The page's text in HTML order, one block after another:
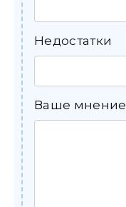
Недостатки
Ваше мнение